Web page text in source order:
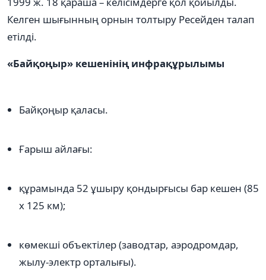
Келген шығынның орнын толтыру Ресейден талап
етілді.
«Байқоңыр» кешенінің инфрақұрылымы
Байқоңыр қаласы.
Ғарыш айлағы:
құрамында 52 ұшыру қондырғысы бар кешен (85
х 125 км);
көмекші объектілер (заводтар, аэродромдар,
жылу-электр орталығы).